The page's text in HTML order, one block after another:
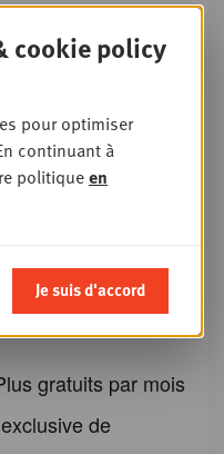
Gondola ?
nos
quelques clics
d’actualité
gratuits par mois
de
cookie policy
pour optimiser
continuant à
politiqueen
Je suis d'accord